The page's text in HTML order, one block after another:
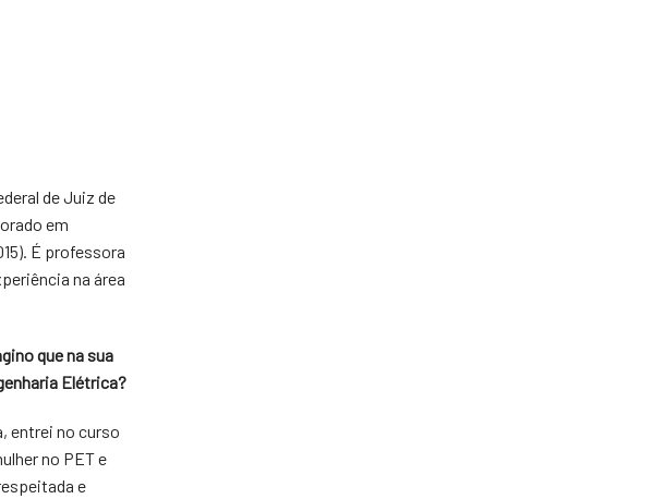
de Juiz de
em
É professora
na área
que na sua
Elétrica?
entrei no curso
no PET e
e